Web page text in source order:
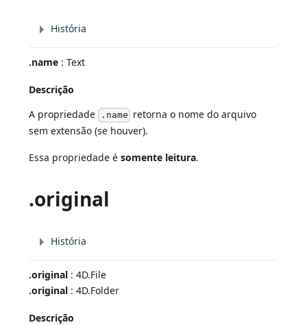
História
.name : Text
Descrição
A propriedade .name retorna o nome do arquivo
sem extensão (se houver).
Essa propriedade ésomente leitura.
.original
História
.original : 4D.File
.original : 4D.Folder
Descrição